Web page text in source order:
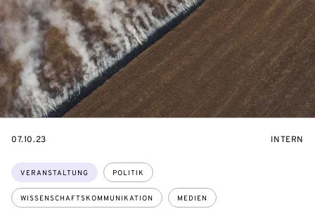
Themen:
VERANSTALTUNG POLITIK
WISSENSCHAFTSKOMMUNIKATION MEDIEN
EVENTBEGINSON
07.10.23 INTERN